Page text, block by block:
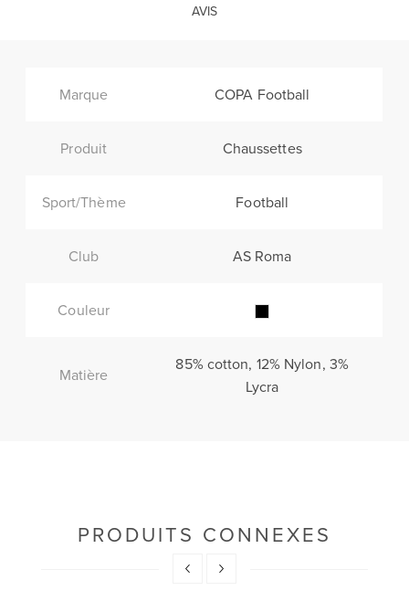
AVIS
Marque COPA Football
Produit Chaussettes
Sport/Thème Football
Club AS Roma
Couleur
Matière
85% cotton, 12% Nylon, 3%
Lycra
PRODUITS CONNEXES